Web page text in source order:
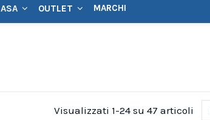
OUTLET MARCHI
Visualizzati 1-24 su 47 articoli